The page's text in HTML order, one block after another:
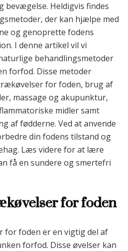
bevægelse. Heldigvis findes
der kan hjælpe med
og genoprette fodens
I denne artikel vil vi
behandlingsmetoder
forfod. Disse metoder
for foden, brug af
massage og akupunktur,
midler samt
af fødderne. Ved at anvende
din fodens tilstand og
Læs videre for at lære
få en sundere og smertefri
for foden
foden er en vigtig del af
forfod. Disse øvelser kan